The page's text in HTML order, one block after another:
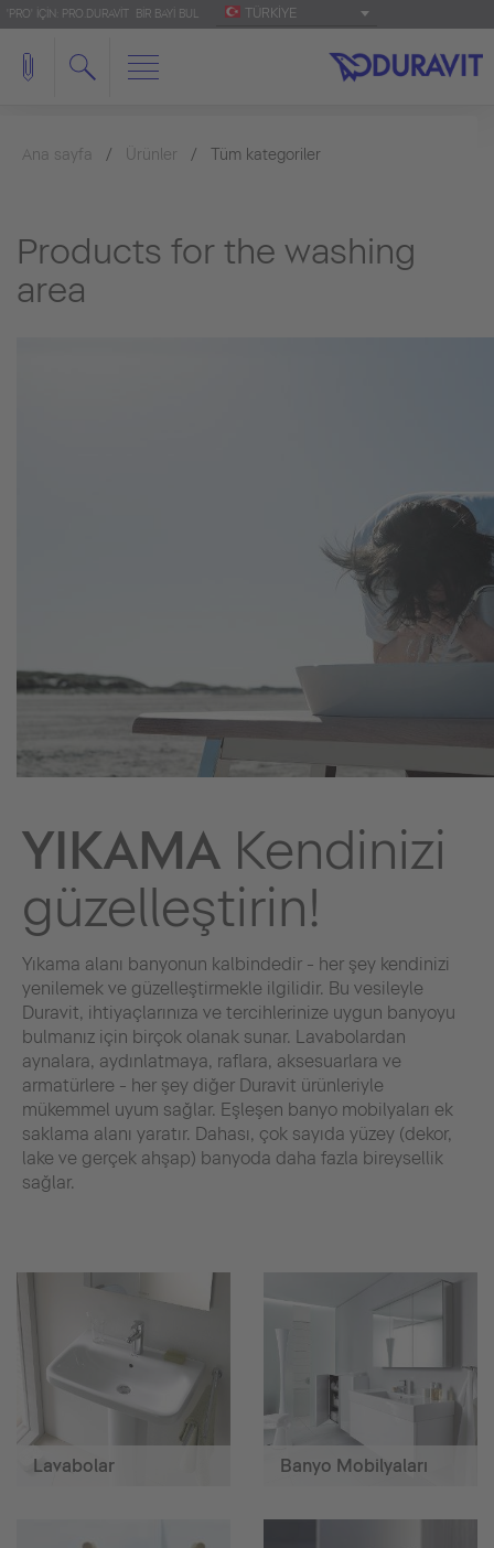
'PRO' IÇIN: PRO.DURAVIT BIR BAYI BUL TÜRKIYE
Ana sayfa Ürünler Tüm kategoriler
Products for the washing
area
YIKAMA Kendinizi
güzelleştirin!
Yıkama alanı banyonun kalbindedir - her şey kendinizi
yenilemek ve güzelleştirmekle ilgilidir. Bu vesileyle
Duravit, ihtiyaçlarınıza ve tercihlerinize uygun banyoyu
bulmanız için birçok olanak sunar. Lavabolardan
aynalara, aydınlatmaya, raflara, aksesuarlara ve
armatürlere - her şey diğer Duravit ürünleriyle
mükemmel uyum sağlar. Eşleşen banyo mobilyaları ek
saklama alanı yaratır. Dahası, çok sayıda yüzey (dekor,
lake ve gerçek ahşap) banyoda daha fazla bireysellik
sağlar.
Lavabolar Banyo Mobilyaları